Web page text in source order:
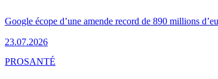
Google écope d’une amende record de 890 millions
23.07.2026
PROSANTÉ